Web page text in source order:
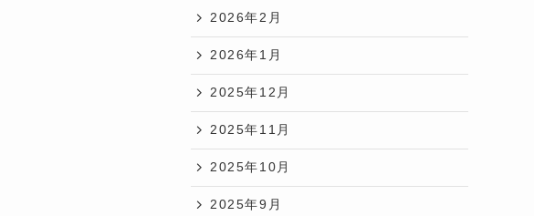
2026年2月
2026年1月
2025年12月
2025年11月
2025年10月
2025年9月